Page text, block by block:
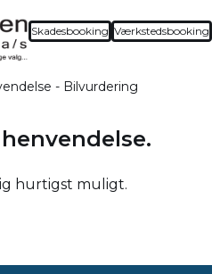
Skadesbooking Værkstedsbooking
- Bilvurdering
hurtigst muligt.